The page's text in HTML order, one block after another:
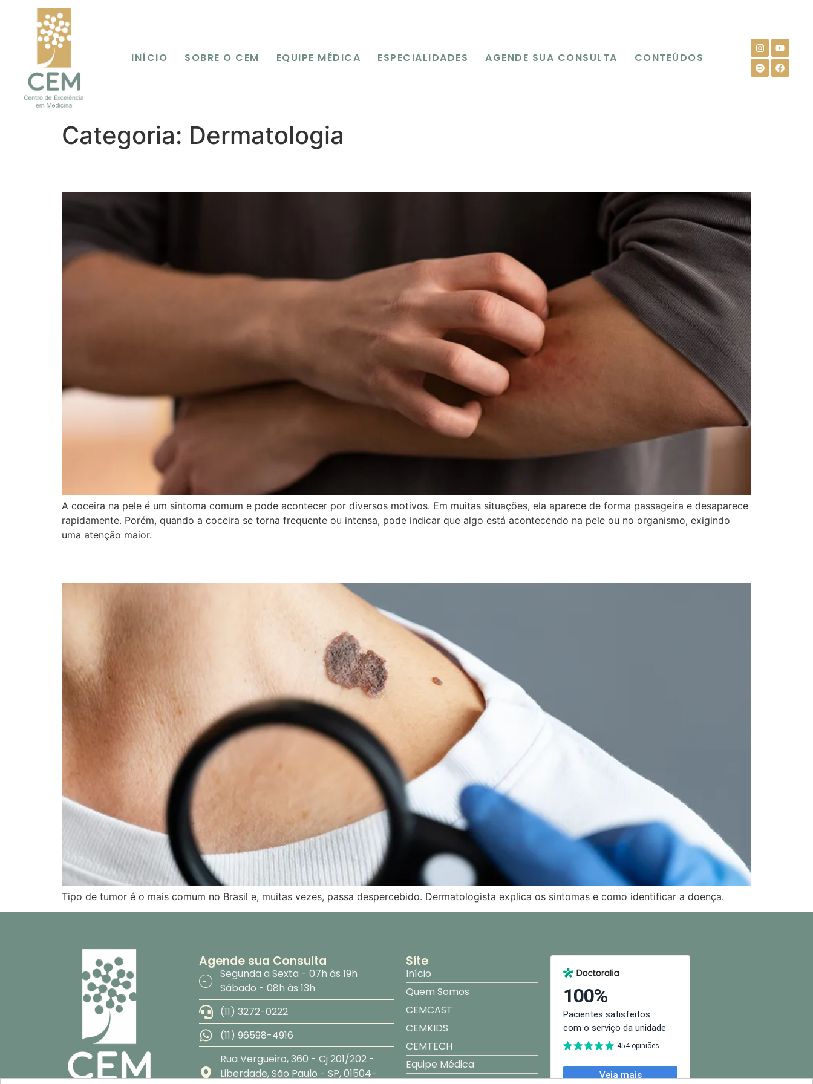
INÍCIO SOBRE O CEM EQUIPE MÉDICA ESPECIALIDADES AGENDE SUA CONSULTA CONTEÚDOS
Categoria: Dermatologia
A coceira na pele é um sintoma comum e pode acontecer por diversos motivos. Em muitas situações, ela aparece de forma passageira e desaparece
rapidamente. Porém, quando a coceira se torna frequente ou intensa, pode indicar que algo está acontecendo na pele ou no organismo, exigindo
uma atenção maior.
Tipo de tumor é o mais comum no Brasil e, muitas vezes, passa despercebido. Dermatologista explica os sintomas e como identificar a doença.
Agende sua Consulta
Segunda a Sexta - 07h às 19h
Sábado - 08h às 13h
(11) 3272-0222
(11) 96598-4916
Rua Vergueiro, 360 - Cj 201/202 -
Liberdade, São Paulo - SP, 01504-
Site
Início
Quem Somos
CEMCAST
CEMKIDS
CEMTECH
Equipe Médica